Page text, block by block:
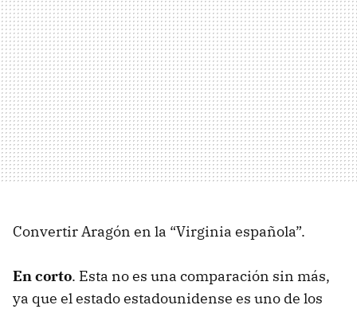
Convertir Aragón en la “Virginia española”.
En corto. Esta no es una comparación sin más,
ya que el estado estadounidense es uno de los